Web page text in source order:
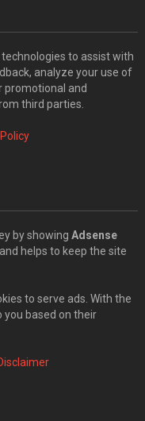
to assist with
analyze your use of
promotional and
third parties.
by showing Adsense
helps to keep the site
to serve ads. With the
you based on their